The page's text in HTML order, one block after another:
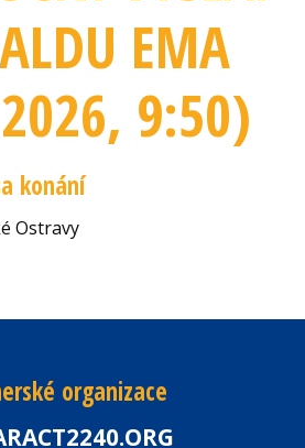
EMA
, 9:50)
konání
Ostravy
organizace